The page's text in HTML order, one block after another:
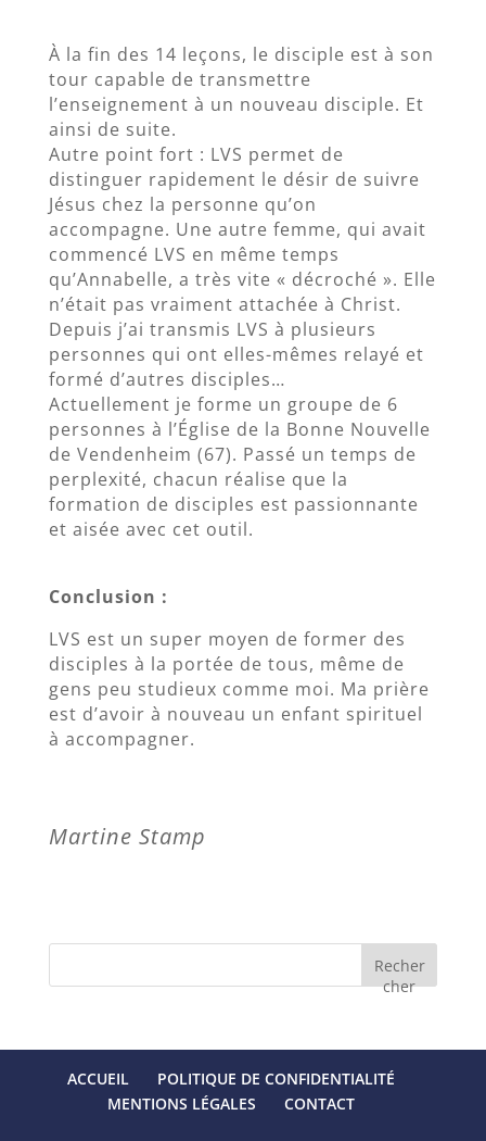
À la fin des 14 leçons, le disciple est à son
tour capable de transmettre
l’enseignement à un nouveau disciple. Et
ainsi de suite.
Autre point fort : LVS permet de
distinguer rapidement le désir de suivre
Jésus chez la personne qu’on
accompagne. Une autre femme, qui avait
commencé LVS en même temps
qu’Annabelle, a très vite « décroché ». Elle
n’était pas vraiment attachée à Christ.
Depuis j’ai transmis LVS à plusieurs
personnes qui ont elles-mêmes relayé et
formé d’autres disciples…
Actuellement je forme un groupe de 6
personnes à l’Église de la Bonne Nouvelle
de Vendenheim (67). Passé un temps de
perplexité, chacun réalise que la
formation de disciples est passionnante
et aisée avec cet outil.
Conclusion :
LVS est un super moyen de former des
disciples à la portée de tous, même de
gens peu studieux comme moi. Ma prière
est d’avoir à nouveau un enfant spirituel
à accompagner.
Martine Stamp
Recher
cher
ACCUEIL
POLITIQUE DE CONFIDENTIALITÉ
MENTIONS LÉGALES
CONTACT